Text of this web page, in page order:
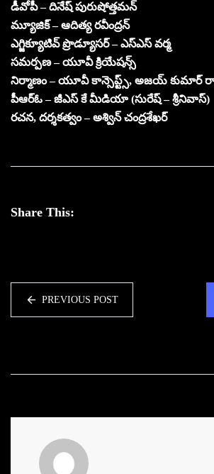
డీవోపీ – దినేష్ పురుషోత్తమన్
మ్యూజిక్ – ఆదిత్య రవీంద్రన్
ఎగ్జిక్యూటివ్ ప్రొడ్యూసర్ – ఎస్ఎస్ వర్మ
సమర్పణ – యూవీ క్రియేషన్స్
నిర్మాణం – యూవీ కాన్సెప్ట్స్, అజయ్ కుమార్
పీఆర్ఓ – జీఎస్ కే మీడియా (సురేష్ – శ్రీనివాస్)
రచన, దర్శకత్వం – అశ్విన్ చంద్రశేఖర్
Share This:
PREVIOUS POST